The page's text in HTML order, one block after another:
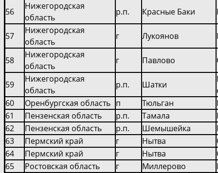
56
Нижегородская
область
р.п. Красные Баки
57
Нижегородская
область
г Лукоянов
58
Нижегородская
область
г Павлово
59
Нижегородская
область
р.п. Шатки
60
Оренбургская область п Тюльган
61
Пензенская область р.п. Тамала
62
Пензенская область р.п. Шемышейка
63
Пермский край г Нытва
64
Пермский край г Нытва
65
Ростовская область г Миллерово